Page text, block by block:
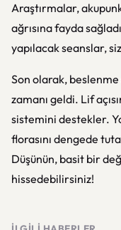
Araştırmalar,
ağrısına fayda
yapılacak seanslar,
Son olarak, beslenme
zamanı geldi. Lif
sistemini destekler.
florasını dengede
Düşünün, basit bir
hissedebilirsiniz!